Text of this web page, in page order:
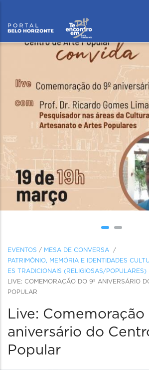
EVENTOS / MESA DE CONVERSA
/
PATRIMÔNIO, MEMÓRIA E IDENTIDADES
ES TRADICIONAIS (RELIGIOSAS/POPULARES)
LIVE: COMEMORAÇÃO DO 9º ANIVERSÁRIO
POPULAR
Live: Comemoração
aniversário do
Popular